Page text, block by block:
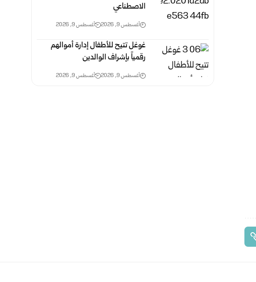
الاصطناعي
أغسطس 9, 2026 أغسطس 9, 2026
غوغل تتيح للأطفال إدارة أموالهم
رقمياً بإشراف الوالدين
أغسطس 9, 2026 أغسطس 9, 2026